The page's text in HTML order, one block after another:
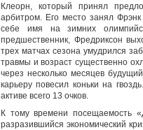
Клеорн, который принял
арбитром. Его место занял
себе имя на зимних
предшественник, Фредриксон
трех матчах сезона умудрился
травмы и возраст существенно
через несколько месяцев
карьеру повесил коньки на
активе всего 13 очков.
К тому времени посещаемость
разразившийся экономический